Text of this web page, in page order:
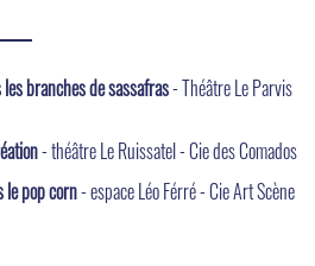
branches de sassafras- Théâtre Le Parvis
- théâtre Le Ruissatel - Cie des Comados
le pop corn- espace Léo Férré - Cie Art Scène